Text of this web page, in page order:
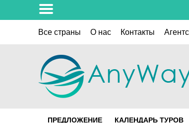
Все страны О нас Контакты
ПРЕДЛОЖЕНИЕ
КАЛЕНДАРЬ ТУРОВ